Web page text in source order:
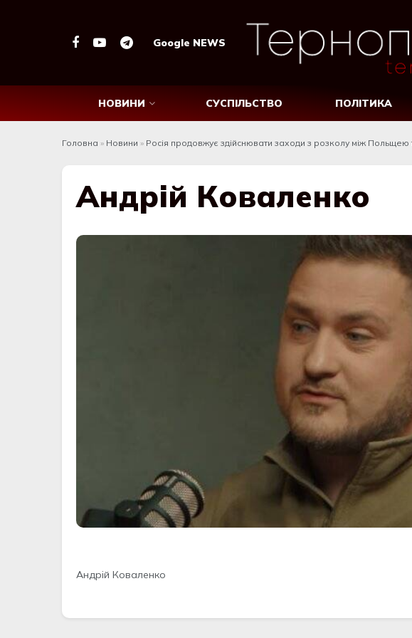
Google NEWS
НОВИНИ СУСПІЛЬСТВО ПОЛІТИКА
Головна » Новини » Росія продовжує здійснювати заходи з розколу між
Андрій Коваленко
Андрій Коваленко